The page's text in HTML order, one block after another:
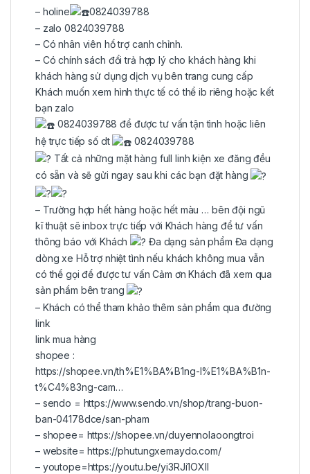
– holine
0824039788
– zalo 0824039788
– Có nhân viên hổ trợ canh chỉnh.
– Có chính sách đổi trả hợp lý cho khách hàng khi
khách hàng sử dụng dịch vụ bên trang cung cấp
Khách muốn xem hình thực tế có thể ib riêng hoặc kết
bạn zalo
0824039788 để được tư vấn tận tình hoặc liên
hệ trực tiếp số dt
0824039788
Tất cả những mặt hàng full linh kiện xe đăng đều
có sẵn và sẽ gửi ngay sau khi các bạn đặt hàng
– Trường hợp hết hàng hoặc hết màu … bên đội ngũ
kĩ thuật sẽ inbox trực tiếp với Khách hàng để tư vấn
thông báo với Khách
Đa dạng sản phẩm Đa dạng
dòng xe Hỗ trợ nhiệt tình nếu khách không mua vẫn
có thể gọi để được tư vấn Cảm ơn Khách đã xem qua
sản phẩm bên trang
– Khách có thể tham khảo thêm sản phẩm qua đường
link
link mua hàng
shopee :
https://shopee.vn/th%E1%BA%B1ng-l%E1%BA%B1n-
t%C4%83ng-cam…
– sendo = https://www.sendo.vn/shop/trang-buon-
ban-04178dce/san-pham
– shopee= https://shopee.vn/duyennolaoongtroi
– website=https://phutungxemaydo.com/
– youtope=https://youtu.be/yi3RJi1OXII